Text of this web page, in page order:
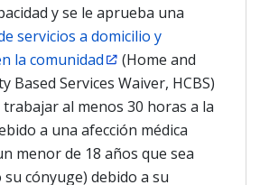
y se le aprueba una
servicios a domicilio y
la comunidad
(Home and
Based Services Waiver, HCBS)
al menos 30 horas a la
a una afección médica
menor de 18 años que sea
cónyuge) debido a su